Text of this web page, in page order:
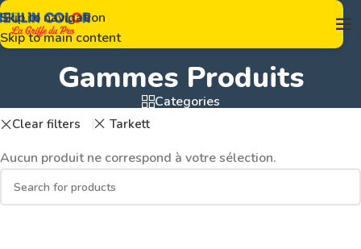
Skip to navigation
Skip to main content
Gammes Produits
Categories
Clear filters Tarkett
Aucun produit ne correspond à votre sélection.